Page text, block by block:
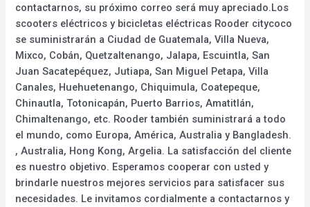
contactarnos, su próximo correo será muy apreciado.Los
scooters eléctricos y bicicletas eléctricas Rooder citycoco
se suministrarán a Ciudad de Guatemala, Villa Nueva,
Mixco, Cobán, Quetzaltenango, Jalapa, Escuintla, San
Juan Sacatepéquez, Jutiapa, San Miguel Petapa, Villa
Canales, Huehuetenango, Chiquimula, Coatepeque,
Chinautla, Totonicapán, Puerto Barrios, Amatitlán,
Chimaltenango, etc. Rooder también suministrará a todo
el mundo, como Europa, América, Australia y Bangladesh.
, Australia, Hong Kong, Argelia. La satisfacción del cliente
es nuestro objetivo. Esperamos cooperar con usted y
brindarle nuestros mejores servicios para satisfacer sus
necesidades. Le invitamos cordialmente a contactarnos y